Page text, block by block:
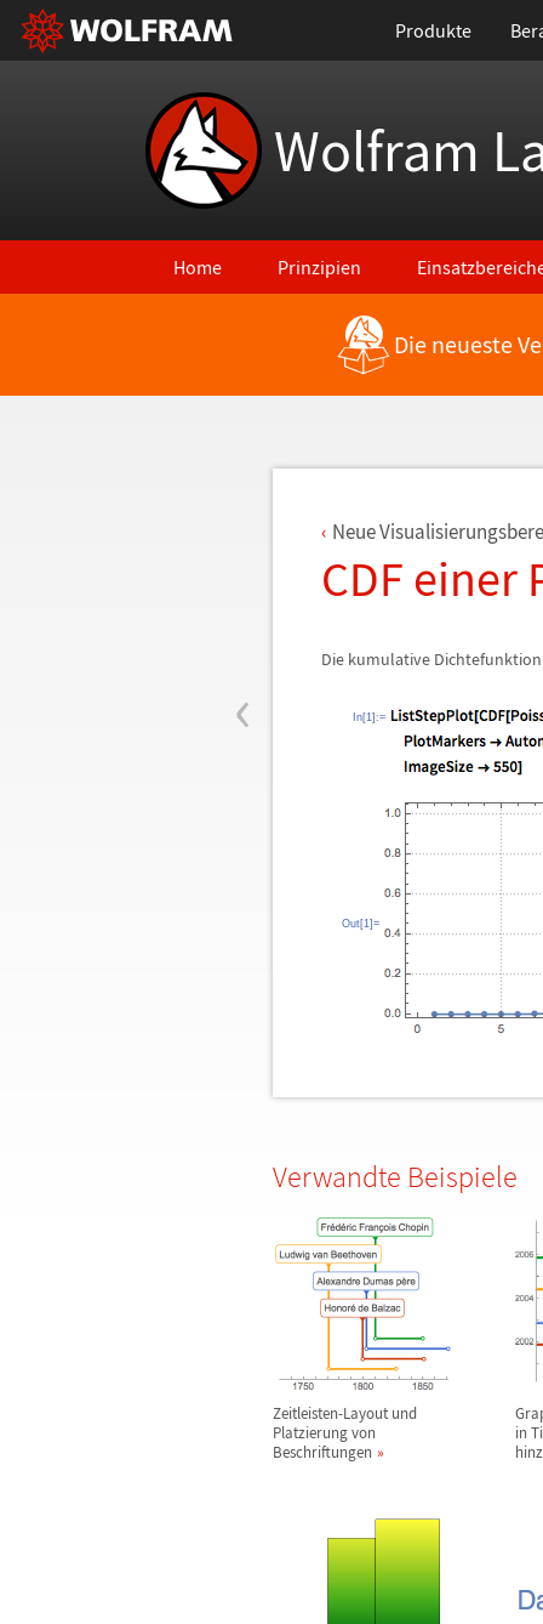
Produkte
Wolfram
Home Prinzipien
Zurück zu den neuesten FeaturesDie neueste
‹
Neue
CDF einer
Die kumulative
In[1]:=
Out[1]=
Verwandte Beispiele
Zeitleisten-Layout und
Platzierung von
Beschriftungen
in